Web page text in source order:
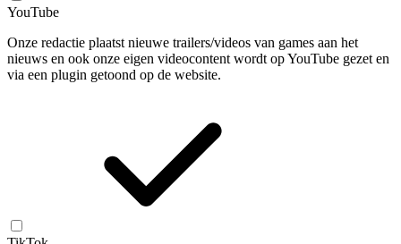
YouTube
Onze redactie plaatst nieuwe trailers/videos van games aan het
nieuws en ook onze eigen videocontent wordt op YouTube gezet en
via een plugin getoond op de website.